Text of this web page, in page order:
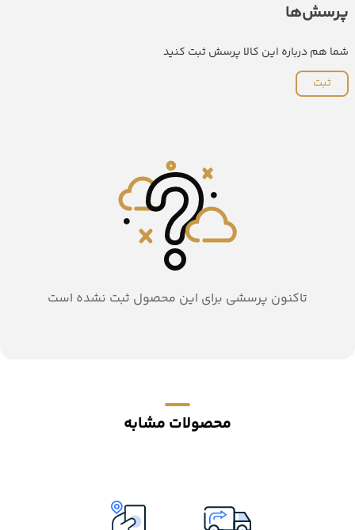
پرسش‌ها
شما هم درباره این کالا پرسش ثبت کنید
ثبت
تاکنون پرسشی برای این محصول ثبت نشده است
محصولات مشابه